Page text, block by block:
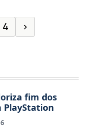
4 ›
fim dos
PlayStation